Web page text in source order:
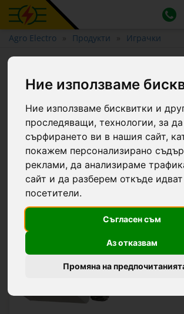
Ние използваме
Ние използваме бисквитки и
проследяващи, технологии, за
сърфирането ви в нашия сайт,
покажем персонализирано
реклами, да анализираме
сайт и да разберем откъде
посетители.
Съгласен съм
Аз отказвам
Промяна на
Agro Electro Продукти Играчки
267F с челен
ремарке